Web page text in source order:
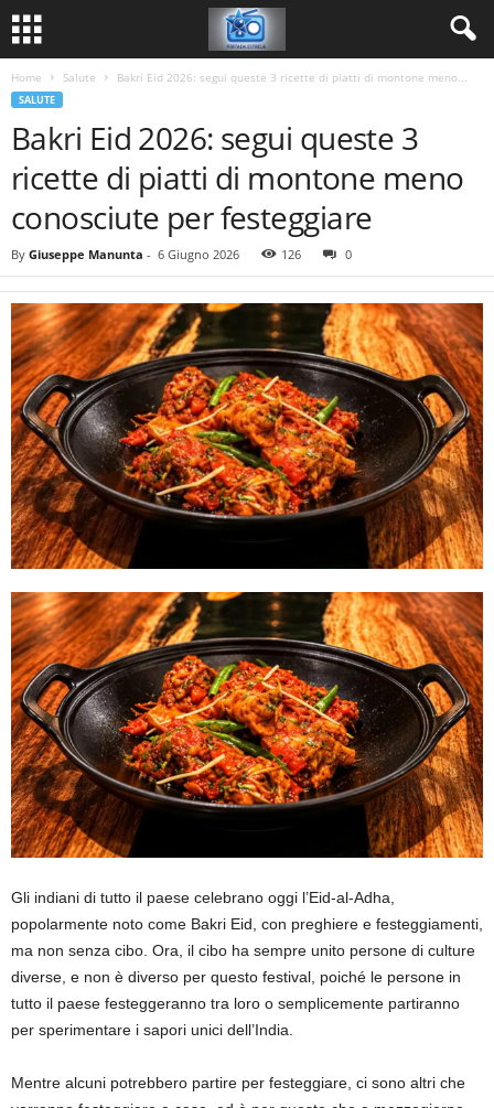
Home Salute Bakri Eid 2026: segui queste 3 ricette di piatti di montone meno...
SALUTE
Bakri Eid 2026: segui queste 3
ricette di piatti di montone meno
conosciute per festeggiare
By Giuseppe Manunta - 6 Giugno 2026 126 0
Gli indiani di tutto il paese celebrano oggi l’Eid-al-Adha,
popolarmente noto come Bakri Eid, con preghiere e festeggiamenti,
ma non senza cibo. Ora, il cibo ha sempre unito persone di culture
diverse, e non è diverso per questo festival, poiché le persone in
tutto il paese festeggeranno tra loro o semplicemente partiranno
per sperimentare i sapori unici dell’India.
Mentre alcuni potrebbero partire per festeggiare, ci sono altri che